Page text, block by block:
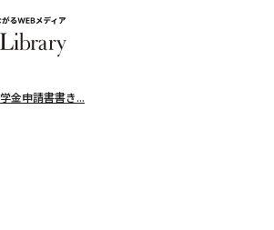
金申請書書き...